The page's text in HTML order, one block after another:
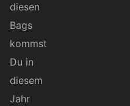
diesen
Bags
kommst
Du in
diesem
Jahr